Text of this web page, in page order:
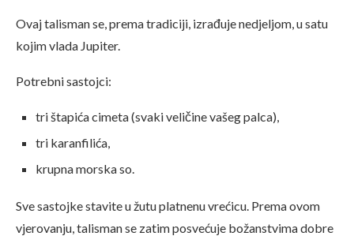
Ovaj talisman se, prema tradiciji, izrađuje nedjeljom, u satu
kojim vlada Jupiter.
Potrebni sastojci:
tri štapića cimeta (svaki veličine vašeg palca),
tri karanfilića,
krupna morska so.
Sve sastojke stavite u žutu platnenu vrećicu. Prema ovom
vjerovanju, talisman se zatim posvećuje božanstvima dobre